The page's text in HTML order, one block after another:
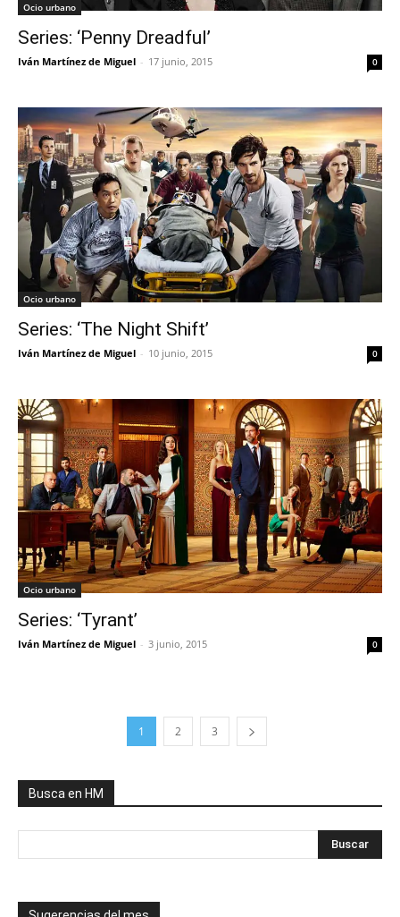
Ocio urbano
Series: ‘Penny Dreadful’
Iván Martínez de Miguel - 17 junio, 2015 0
Ocio urbano
Series: ‘The Night Shift’
Iván Martínez de Miguel - 10 junio, 2015 0
Ocio urbano
Series: ‘Tyrant’
Iván Martínez de Miguel - 3 junio, 2015 0
1 2 3
Busca en HM